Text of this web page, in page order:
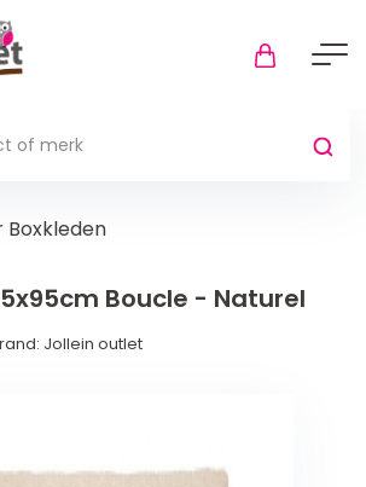
Boxkleden
Boucle - Naturel
Jollein outlet